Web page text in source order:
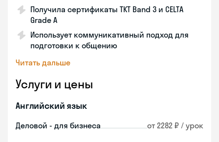
Получила сертификаты TKT Band 3 и CELTA
Grade A
Использует коммуникативный подход для
подготовки к общению
Читать дальше
Услуги и цены
Английский язык
Деловой - для бизнеса от 2282 ₽ / урок